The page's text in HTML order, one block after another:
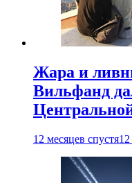
Жара и
Вильфанд
12 месяцев спустя